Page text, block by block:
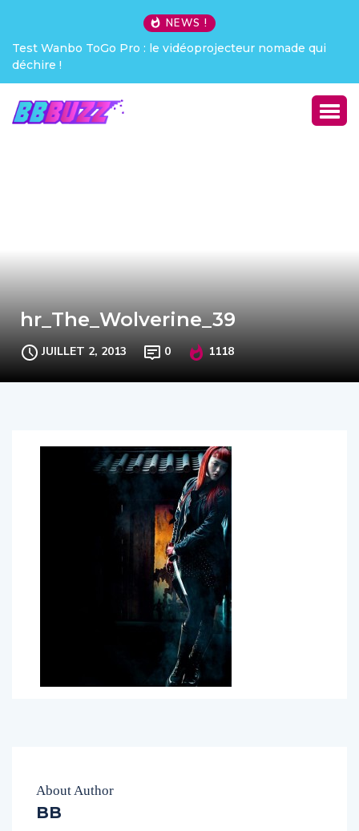
NEWS !
Test Wanbo ToGo Pro : le vidéoprojecteur nomade qui
déchire !
hr_The_Wolverine_39
JUILLET 2, 2013 0 1118
About Author
BB